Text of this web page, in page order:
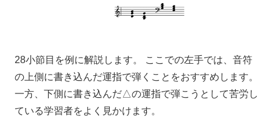
28小節目を例に解説します。 ここでの左手では、音符
の上側に書き込んだ運指で弾くことをおすすめします。
一方、下側に書き込んだ△の運指で弾こうとして苦労し
ている学習者をよく見かけます。